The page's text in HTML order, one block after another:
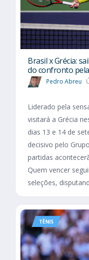
Brasil x Grécia:
do confronto
Pedro Abreu
Liderado pela
visitará a Grécia
dias 13 e 14 de
decisivo pelo
partidas
Quem vencer
seleções,
TÊNIS